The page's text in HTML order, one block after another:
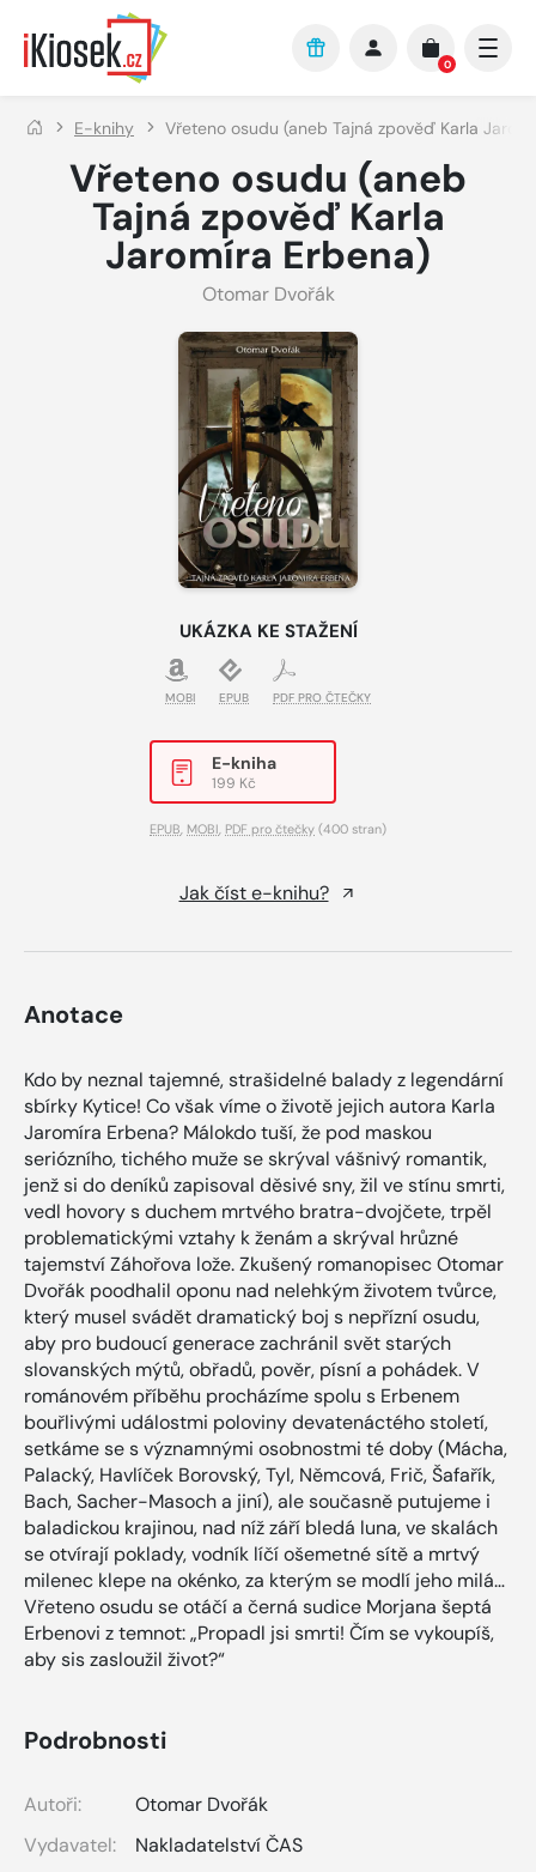
Přejít na hlavní obsah
0
E-knihy Vřeteno osudu (aneb Tajná zpověď Karla
Vřeteno osudu (aneb
Tajná zpověď Karla
Jaromíra Erbena)
Otomar Dvořák
UKÁZKA KE STAŽENÍ
MOBI EPUB PDF PRO ČTEČKY
E-kniha
199 Kč
EPUB, MOBI, PDF pro čtečky (400 stran)
Jak číst e-knihu?
Anotace
Kdo by neznal tajemné, strašidelné balady z legendární
sbírky Kytice! Co však víme o životě jejich autora Karla
Jaromíra Erbena? Málokdo tuší, že pod maskou
seriózního, tichého muže se skrýval vášnivý romantik,
jenž si do deníků zapisoval děsivé sny, žil ve stínu smrti,
vedl hovory s duchem mrtvého bratra-dvojčete, trpěl
problematickými vztahy k ženám a skrýval hrůzné
tajemství Záhořova lože. Zkušený romanopisec Otomar
Dvořák poodhalil oponu nad nelehkým životem tvůrce,
který musel svádět dramatický boj s nepřízní osudu,
aby pro budoucí generace zachránil svět starých
slovanských mýtů, obřadů, pověr, písní a pohádek. V
románovém příběhu procházíme spolu s Erbenem
bouřlivými událostmi poloviny devatenáctého století,
setkáme se s významnými osobnostmi té doby (Mácha,
Palacký, Havlíček Borovský, Tyl, Němcová, Frič, Šafařík,
Bach, Sacher-Masoch a jiní), ale současně putujeme i
baladickou krajinou, nad níž září bledá luna, ve skalách
se otvírají poklady, vodník líčí ošemetné sítě a mrtvý
milenec klepe na okénko, za kterým se modlí jeho milá…
Vřeteno osudu se otáčí a černá sudice Morjana šeptá
Erbenovi z temnot: „Propadl jsi smrti! Čím se vykoupíš,
aby sis zasloužil život?“
Podrobnosti
Autoři:
Otomar Dvořák
Vydavatel:
Nakladatelství ČAS